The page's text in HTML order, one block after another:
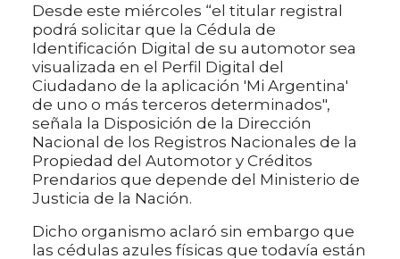
Desde este miércoles “el titular registral
podrá solicitar que la Cédula de
Identificación Digital de su automotor sea
visualizada en el Perfil Digital del
Ciudadano de la aplicación 'Mi Argentina'
de uno o más terceros determinados",
señala la Disposición de la Dirección
Nacional de los Registros Nacionales de la
Propiedad del Automotor y Créditos
Prendarios que depende del Ministerio de
Justicia de la Nación.
Dicho organismo aclaró sin embargo que
las cédulas azules físicas que todavía están